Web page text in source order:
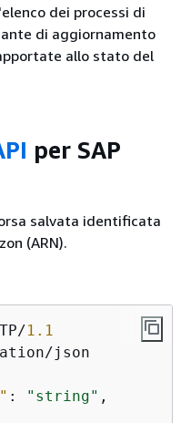
dei processi di
di aggiornamento
allo stato del
per SAP
salvata identificata
(ARN).
1.1
" : "string" ,